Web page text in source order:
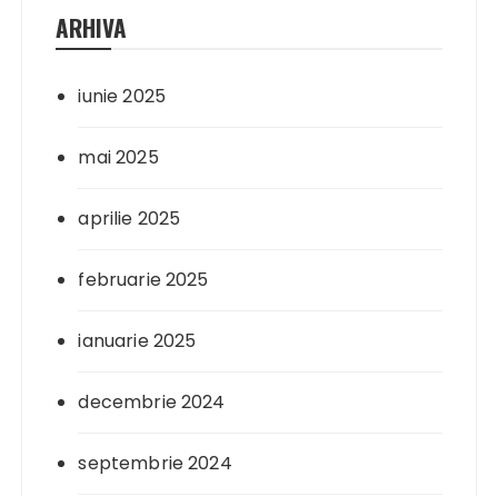
ARHIVA
iunie 2025
mai 2025
aprilie 2025
februarie 2025
ianuarie 2025
decembrie 2024
septembrie 2024